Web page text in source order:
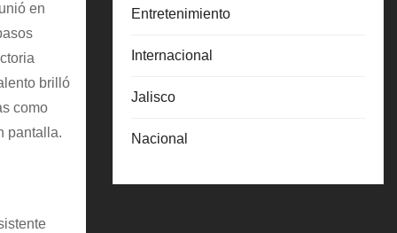
en
brilló
como
pantalla.
Entretenimiento
Internacional
Jalisco
Nacional